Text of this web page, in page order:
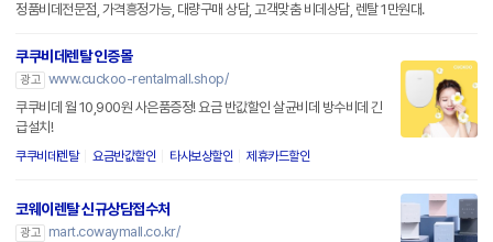
정품비데전문점, 가격흥정가능, 대량구매 상담, 고객맞춤 비데상담, 렌탈 1만원대.
쿠쿠비데렌탈 인증몰
광고 www.cuckoo-rentalmall.shop/
쿠쿠비데 월 10,900원 사은품증정! 요금 반값할인 살균비데 방수비데 긴
급설치!
쿠쿠비데렌탈 요금반값할인 타사보상할인 제휴카드할인
코웨이렌탈 신규상담접수처
광고
mart.cowaymall.co.kr/